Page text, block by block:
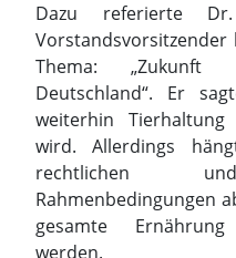
Dazu referierte
Vorstandsvorsitzender
Thema:
Deutschland“. Er
weiterhin
wird. Allerdings
rechtlichen
Rahmenbedingungen
gesamte
werden.